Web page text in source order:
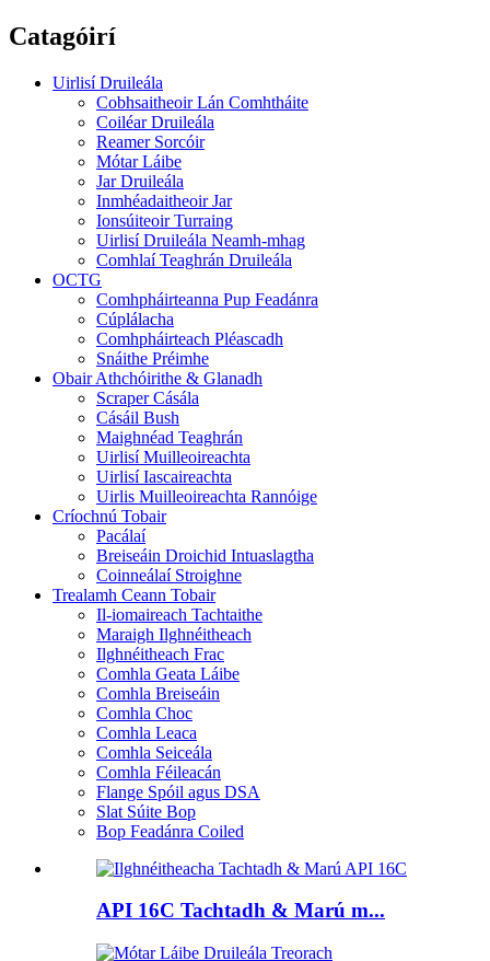
Catagóirí
Uirlisí Druileála
Cobhsaitheoir Lán Comhtháite
Coiléar Druileála
Reamer Sorcóir
Mótar Láibe
Jar Druileála
Inmhéadaitheoir Jar
Ionsúiteoir Turraing
Uirlisí Druileála Neamh-mhag
Comhlaí Teaghrán Druileála
OCTG
Comhpháirteanna Pup Feadánra
Cúplálacha
Comhpháirteach Pléascadh
Snáithe Préimhe
Obair Athchóirithe & Glanadh
Scraper Cásála
Cásáil Bush
Maighnéad Teaghrán
Uirlisí Muilleoireachta
Uirlisí Iascaireachta
Uirlis Muilleoireachta Rannóige
Críochnú Tobair
Pacálaí
Breiseáin Droichid Intuaslagtha
Coinneálaí Stroighne
Trealamh Ceann Tobair
Il-iomaireach Tachtaithe
Maraigh Ilghnéitheach
Ilghnéitheach Frac
Comhla Geata Láibe
Comhla Breiseáin
Comhla Choc
Comhla Leaca
Comhla Seiceála
Comhla Féileacán
Flange Spóil agus DSA
Slat Súite Bop
Bop Feadánra Coiled
API 16C Tachtadh & Marú m...